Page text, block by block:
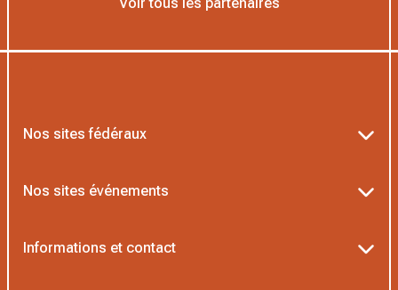
Nos sites fédéraux
Nos sites événements
Informations et contact